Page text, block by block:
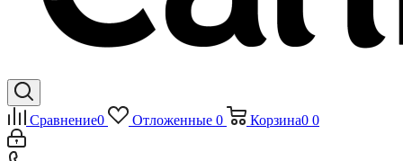
Сравнение0 Отложенные 0 Корзина0 0